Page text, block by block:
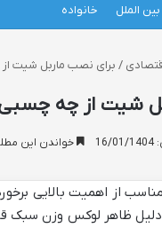
بین الملل خانواده
/ برای نصب ماربل شیت
شیت از چه چسبی
خواندن این مطلب 4 دقیقه زمان
مناسب از اهمیت بالایی
ظاهر لوکس وزن سبک